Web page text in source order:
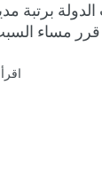
برتبة